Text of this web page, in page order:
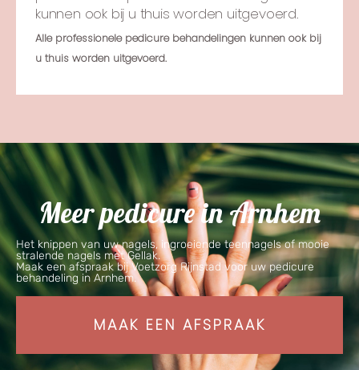
kunnen ook bij u thuis worden uitgevoerd.
Alle professionele pedicure behandelingen kunnen ook bij
u thuis worden uitgevoerd.
Meer pedicure in Arnhem
Het knippen van uw nagels, ingroeiende teennagels of mooie
stralende nagels met Gellak.
Maak een afspraak bij Voetzorg Rijnstad voor uw pedicure
behandeling in Arnhem.
MAAK EEN AFSPRAAK